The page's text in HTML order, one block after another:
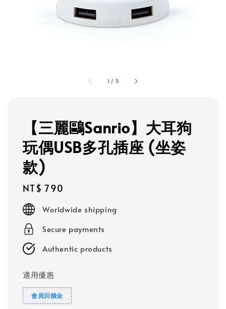
1 / 5
【三麗鷗Sanrio】大耳狗
玩偶USB多孔插座 (坐姿
款)
Regular
price
NT$ 790
Worldwide shipping
Secure payments
Authentic products
適用優惠
會員回饋金